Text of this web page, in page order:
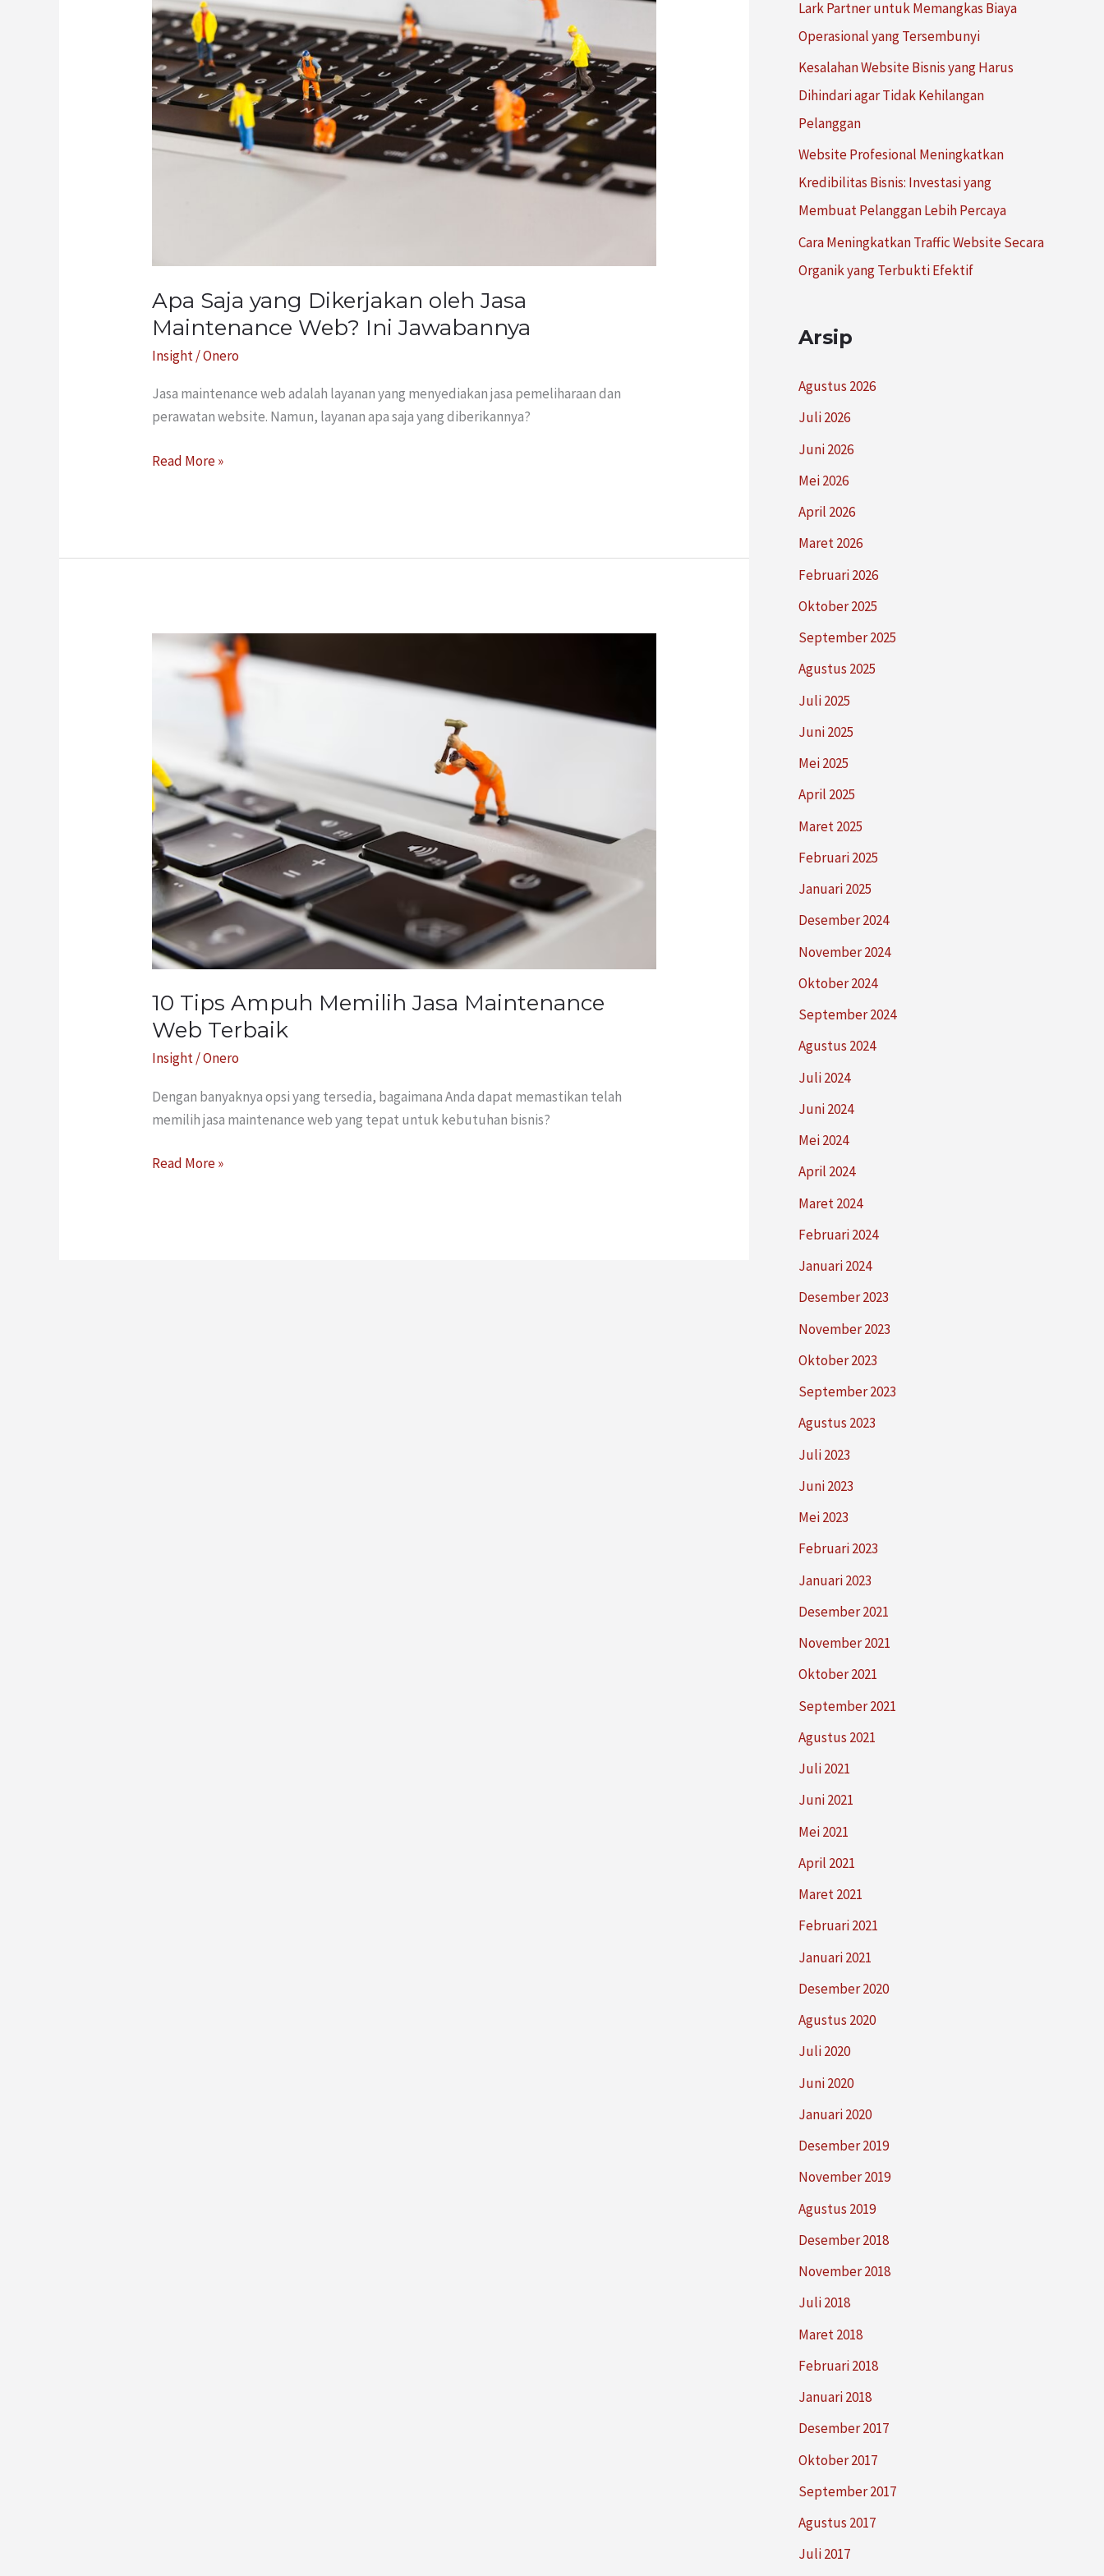
Apa Saja yang Dikerjakan oleh Jasa
Maintenance Web? Ini Jawabannya
Insight/Onero
Jasa maintenance web adalah layanan yang menyediakan jasa pemeliharaan dan
perawatan website. Namun, layanan apa saja yang diberikannya?
Dikerjakan
oleh
Jasa
Maintenance
Web?
Ini
Jawabannya
Read More »
10 Tips Ampuh Memilih Jasa Maintenance
Web Terbaik
Insight/Onero
Dengan banyaknya opsi yang tersedia, bagaimana Anda dapat memastikan telah
memilih jasa maintenance web yang tepat untuk kebutuhan bisnis?
10
Maintenance
Web
Terbaik
Read More »
Lark Partner untuk Memangkas Biaya
Operasional yang Tersembunyi
Kesalahan Website Bisnis yang Harus
Dihindari agar Tidak Kehilangan
Pelanggan
Website Profesional Meningkatkan
Kredibilitas Bisnis: Investasi yang
Membuat Pelanggan Lebih Percaya
Cara Meningkatkan Traffic Website Secara
Organik yang Terbukti Efektif
Arsip
Agustus 2026
Juli 2026
Juni 2026
Mei 2026
April 2026
Maret 2026
Februari 2026
Oktober 2025
September 2025
Agustus 2025
Juli 2025
Juni 2025
Mei 2025
April 2025
Maret 2025
Februari 2025
Januari 2025
Desember 2024
November 2024
Oktober 2024
September 2024
Agustus 2024
Juli 2024
Juni 2024
Mei 2024
April 2024
Maret 2024
Februari 2024
Januari 2024
Desember 2023
November 2023
Oktober 2023
September 2023
Agustus 2023
Juli 2023
Juni 2023
Mei 2023
Februari 2023
Januari 2023
Desember 2021
November 2021
Oktober 2021
September 2021
Agustus 2021
Juli 2021
Juni 2021
Mei 2021
April 2021
Maret 2021
Februari 2021
Januari 2021
Desember 2020
Agustus 2020
Juli 2020
Juni 2020
Januari 2020
Desember 2019
November 2019
Agustus 2019
Desember 2018
November 2018
Juli 2018
Maret 2018
Februari 2018
Januari 2018
Desember 2017
Oktober 2017
September 2017
Agustus 2017
Juli 2017